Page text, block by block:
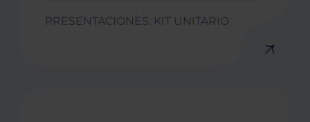
PRESENTACIONES: KIT UNITARIO